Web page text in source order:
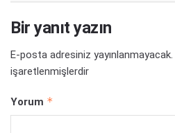
Bir yanıt yazın
E-posta adresiniz yayınlanmayacak.
işaretlenmişlerdir
Yorum *